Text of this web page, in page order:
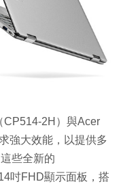
CP514-2H）與Acer
強大效能，以提供多
些全新的
吋FHD顯示面板，搭